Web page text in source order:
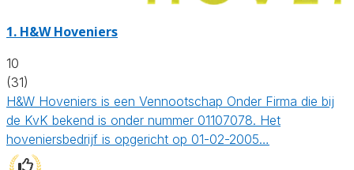
1. H&W Hoveniers
10
(31)
H&W Hoveniers is een Vennootschap Onder Firma die bij
de KvK bekend is onder nummer 01107078. Het
hoveniersbedrijf is opgericht op 01-02-2005…